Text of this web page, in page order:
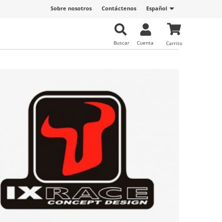
Español
Contáctenos
Sobre nosotros
Carrito
Cuenta
Buscar